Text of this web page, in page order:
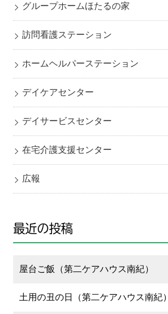
グループホームほたるの家
訪問看護ステーション
ホームヘルパーステーション
デイケアセンター
デイサービスセンター
在宅介護支援センター
広報
最近の投稿
屋台ご飯（第二ケアハウス南紀）
土用の丑の日（第二ケアハウス南紀）